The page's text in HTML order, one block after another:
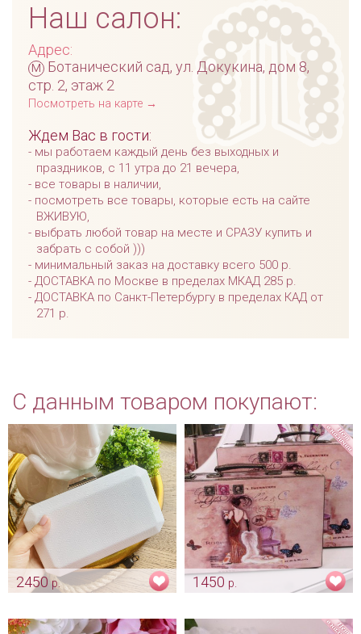
Наш салон:
Адрес:
м Ботанический сад, ул. Докукина, дом 8,
стр. 2, этаж 2
Посмотреть на карте →
Ждем Вас в гости:
мы работаем каждый день без выходных и
праздников, с 11 утра до 21 вечера,
все товары в наличии,
посмотреть все товары, которые есть на сайте
ВЖИВУЮ,
выбрать любой товар на месте и СРАЗУ купить и
забрать с собой )))
минимальный заказ на доставку всего 500 р.
ДОСТАВКА по Москве в пределах МКАД 285 р.
ДОСТАВКА по Санкт-Петербургу в пределах КАД от
271 р.
С данным товаром покупают:
2450р.
Арт: klch_0236
1450 р.